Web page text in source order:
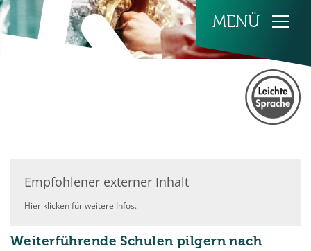
Zum Inhalt springen
Empfohlener externer Inhalt
Hier klicken für weitere Infos.
Weiterführende Schulen pilgern nach